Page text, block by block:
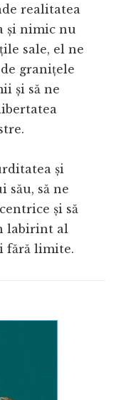
realitatea
și nimic nu
sale, el ne
granițele
și să ne
și
său, să ne
și să
labirint al
fără limite.